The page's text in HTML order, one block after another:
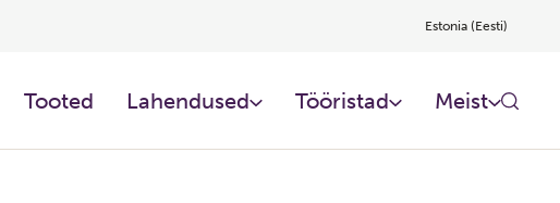
Estonia (Eesti)
Tooted Lahendused Tööristad Meist